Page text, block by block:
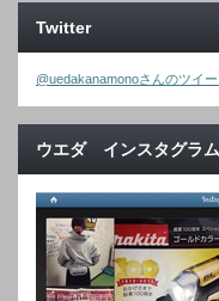
Twitter
@uedakanamonoさんのツイー
ウエダ インスタグラム